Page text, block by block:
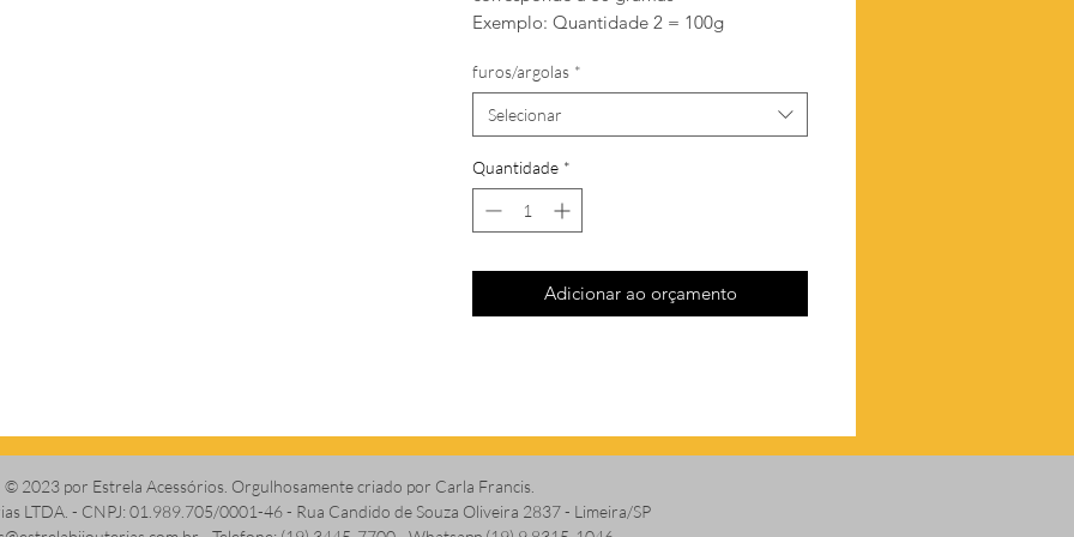
Exemplo: Quantidade 2 = 100g
furos/argolas *
Selecionar
Quantidade *
Adicionar ao orçamento
© 2023 por Estrela Acessórios. Orgulhosamente criado por Carla Francis.
LTDA. - CNPJ: 01.989.705/0001-46 - Rua Candido de Souza Oliveira 2837 - Limeira/SP